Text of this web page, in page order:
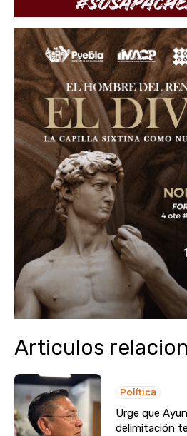
Articulos
Política
Urge que
delimitación